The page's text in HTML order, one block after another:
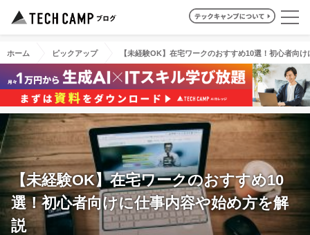
ホーム ピックアップ 【未経験OK】在宅ワークのおすすめ10選！初心者向
【未経験OK】在宅ワークのおすすめ10
選！初心者向けに仕事内容や始め方を解
説